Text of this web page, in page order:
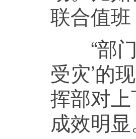
联合值
“部门
受灾’的
挥部对
成效明